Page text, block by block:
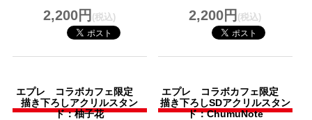
2,200円 (税込) 2,200円 (税込)
エプレ コラボカフェ限定
描き下ろしアクリルスタン
ド：柚子花
エプレ コラボカフェ限定
描き下ろしSDアクリルスタン
ド：ChumuNote